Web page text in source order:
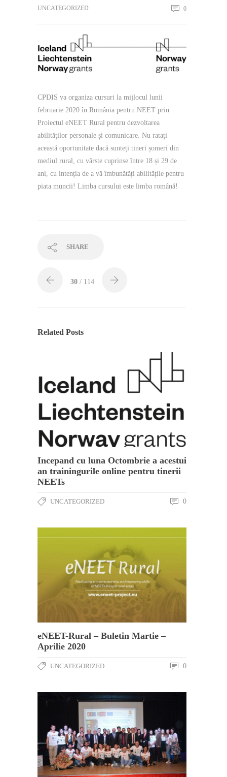
UNCATEGORIZED
0
CPDIS va organiza cursuri la mijlocul lunii
februarie 2020 în România pentru NEET prin
Proiectul eNEET Rural pentru dezvoltarea
abilităților personale și comunicare. Nu ratați
această oportunitate dacă sunteți tineri șomeri din
mediul rural, cu vârste cuprinse între 18 și 29 de
ani, cu intenția de a vă îmbunătăți abilitățile pentru
piata muncii! Limba cursului este limba română!
SHARE
30 / 114
Related Posts
Incepand cu luna Octombrie a acestui
an trainingurile online pentru tinerii
NEETs
UNCATEGORIZED 0
eNEET-Rural – Buletin Martie –
Aprilie 2020
UNCATEGORIZED 0